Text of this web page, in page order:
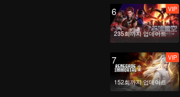
6
235회까지 업데이트
VIP
7
152회까지 업데이트
VIP